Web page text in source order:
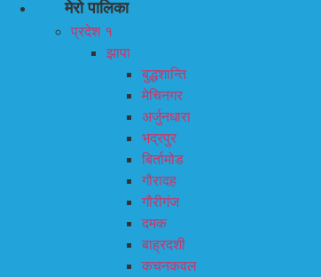
मेरो पालिका
प्रदेश १
झापा
बुद्धशान्ति
मेचिनगर
अर्जुनधारा
भद्रपुर
बिर्तामोड
गौरादह
गौरीगंज
दमक
बाह्रदशी
कचनकवल